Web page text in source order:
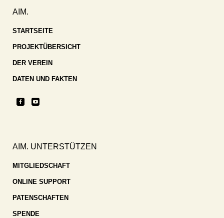
AIM.
STARTSEITE
PROJEKTÜBERSICHT
DER VEREIN
DATEN UND FAKTEN
AIM. UNTERSTÜTZEN
MITGLIEDSCHAFT
ONLINE SUPPORT
PATENSCHAFTEN
SPENDE